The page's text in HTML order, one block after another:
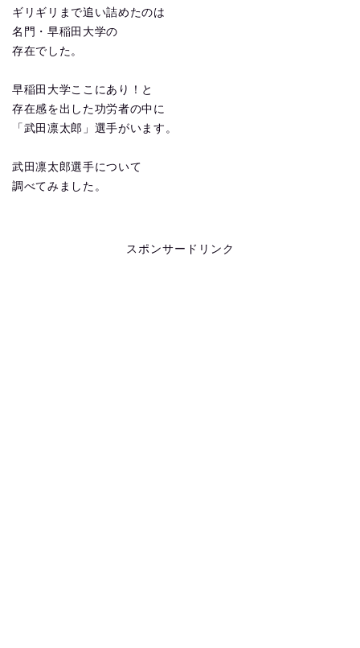
ギリギリまで追い詰めたのは
名門・早稲田大学の
存在でした。
早稲田大学ここにあり！と
存在感を出した功労者の中に
「武田凛太郎」選手がいます。
武田凛太郎選手について
調べてみました。
スポンサードリンク